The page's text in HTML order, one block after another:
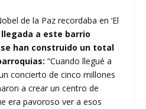
de la Paz recordaba en ‘El
a este barrio
han construido un total
“Cuando llegué a
un concierto de cinco millones
a crear un centro de
era pavoroso ver a esos